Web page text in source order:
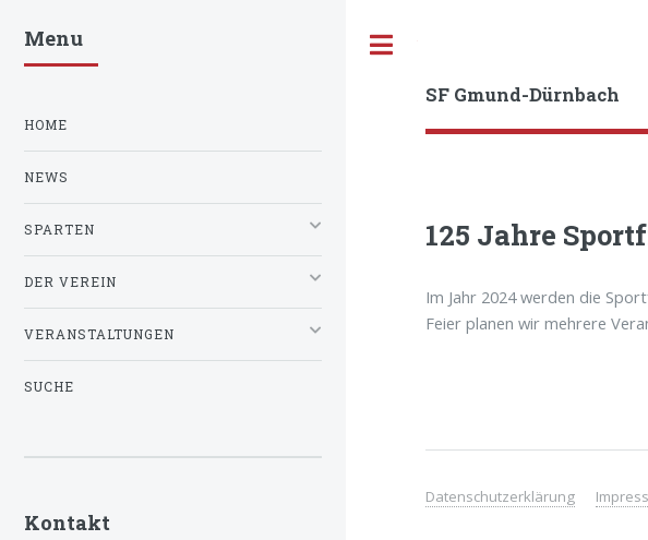
SF Gmund-Dürnbach
125 Jahre
Im Jahr 2024 werden die
Feier planen wir mehrere
Datenschutzerklärung
Menu
HOME
NEWS
SPARTEN
DER VEREIN
VERANSTALTUNGEN
SUCHE
Kontakt